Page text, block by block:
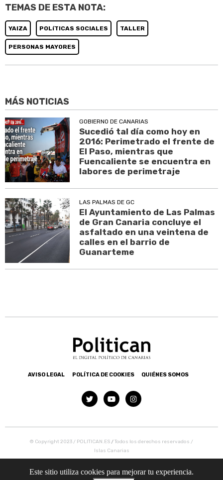
TEMAS DE ESTA NOTA:
YAIZA POLíTICAS SOCIALES TALLER
PERSONAS MAYORES
MÁS NOTICIAS
GOBIERNO DE CANARIAS
Sucedió tal día como hoy en
2016: Perimetrado el frente de
El Paso, mientras que
Fuencaliente se encuentra en
labores de perimetraje
LAS PALMAS DE GC
El Ayuntamiento de Las Palmas
de Gran Canaria concluye el
asfaltado en una veintena de
calles en el barrio de
Guanarteme
AVISO LEGAL POLÍTICA DE COOKIES QUIÉNES SOMOS
© Copyright 2023 / POLITICAN.ES /Todos los derechos reservados /
Islas Canarias
Este sitio utiliza cookies para mejorar tu experiencia.